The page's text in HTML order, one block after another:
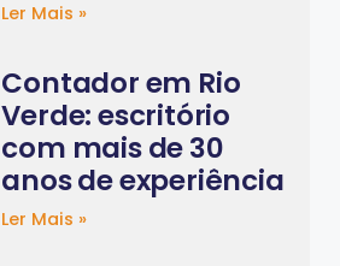
Ler Mais »
Contador em Rio
Verde: escritório
com mais de 30
anos de experiência
Ler Mais »